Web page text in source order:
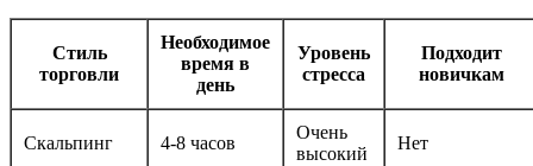
Стиль
торговли
Необходимое
время в
день
Уровень
стресса
Подходит
новичкам
Скальпинг 4-8 часов
Очень
высокий
Нет